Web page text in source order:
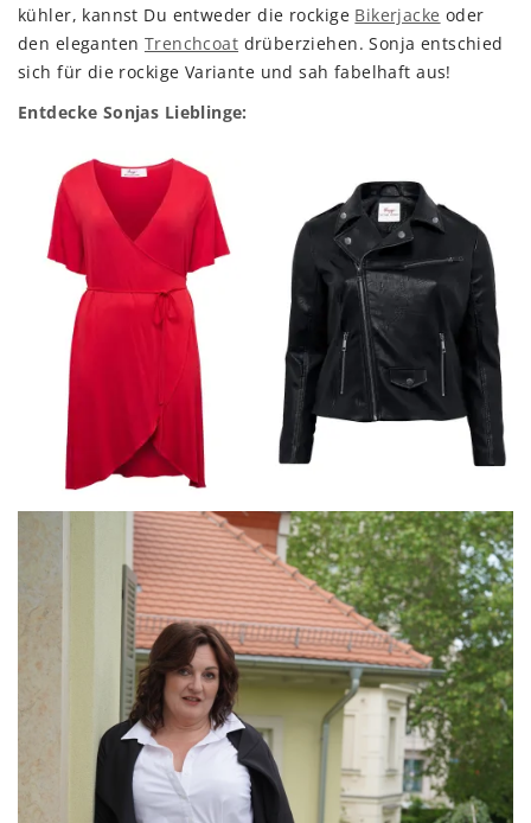
kühler, kannst Du entweder die rockige Bikerjacke oder
den eleganten Trenchcoat drüberziehen. Sonja entschied
sich für die rockige Variante und sah fabelhaft aus!
Entdecke Sonjas Lieblinge: